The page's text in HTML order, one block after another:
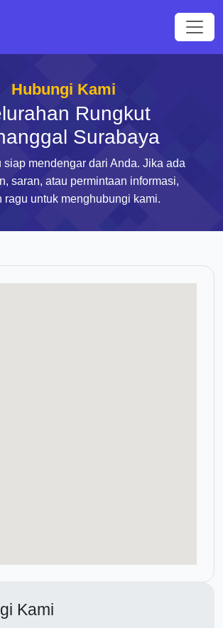
Hubungi Kami
Rungkut
Surabaya
siap mendengar dari Anda. Jika ada
saran, atau permintaan informasi,
ragu untuk menghubungi kami.
Kami